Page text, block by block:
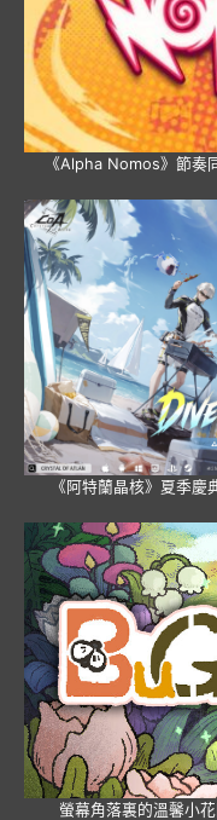
《Alpha Nomos》節
《阿特蘭晶核》夏季
螢幕角落裏的溫馨小